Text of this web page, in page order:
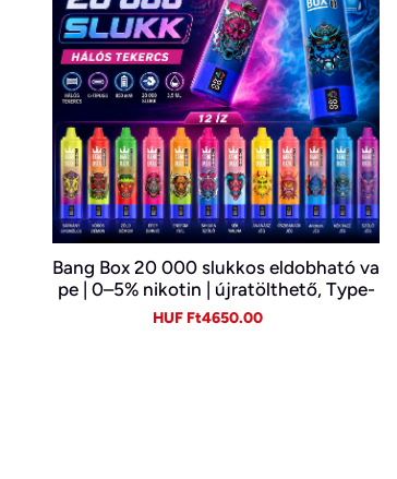
Bang Box 20 000 slukkos eldobható va
pe | 0–5% nikotin | újratölthető, Type-
C
Sale
HUF Ft4650.00